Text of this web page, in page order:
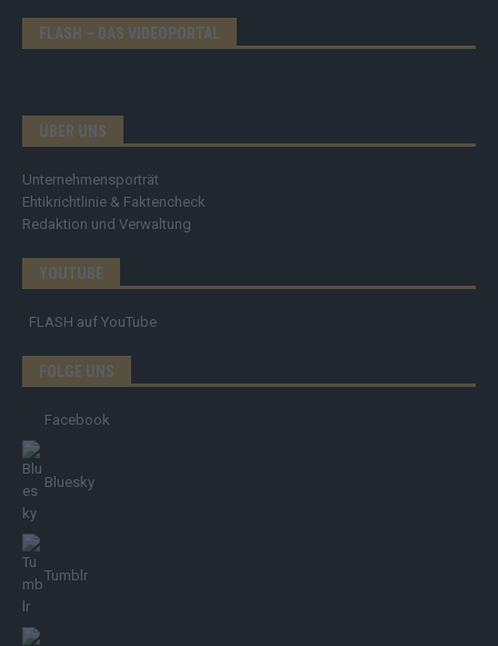
FLASH – DAS VIDEOPORTAL
ÜBER UNS
Unternehmensporträt
Ehtikrichtlinie & Faktencheck
Redaktion und Verwaltung
YOUTUBE
FLASH auf YouTube
FOLGE UNS
Facebook
Bluesky
Tumblr